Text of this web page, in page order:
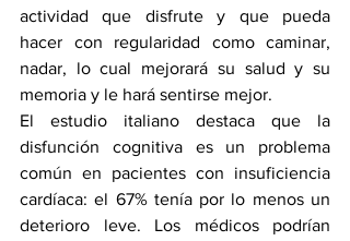
actividad que disfrute y que pueda
hacer con regularidad como caminar,
nadar, lo cual mejorará su salud y su
memoria y le hará sentirse mejor.
El estudio italiano destaca que la
disfunción cognitiva es un problema
común en pacientes con insuficiencia
cardíaca: el 67% tenía por lo menos un
deterioro leve. Los médicos podrían